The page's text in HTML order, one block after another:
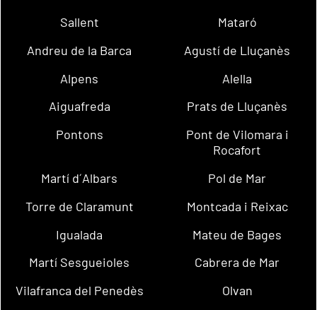
Sallent
Mataró
Andreu de la Barca
Agustí de Lluçanès
Alpens
Alella
Aiguafreda
Prats de Lluçanès
Pontons
Pont de Vilomara i
Rocafort
Martí d´Albars
Pol de Mar
Torre de Claramunt
Montcada i Reixac
Igualada
Mateu de Bages
Martí Sesgueioles
Cabrera de Mar
Vilafranca del Penedès
Olvan